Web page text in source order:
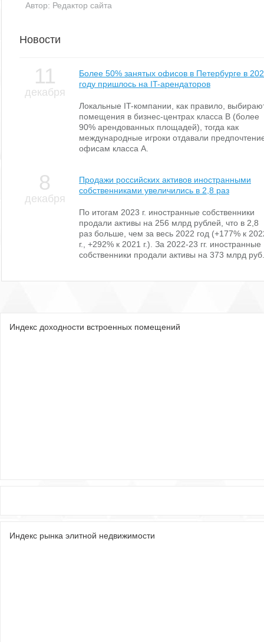
Индекс доходности встроенных помещений
Индекс рынка элитной недвижимости
Автор: Редактор сайта
Новости
11
декабря
Более 50% занятых офисов в Петербурге в
году пришлось на IT-арендаторов
Локальные IT-компании, как правило,
помещения в бизнес-центрах класса В (более
90% арендованных площадей), тогда как
международные игроки отдавали
офисам класса А.
8
декабря
Продажи российских активов иностранными
собственниками увеличились в 2,8 раз
По итогам 2023 г. иностранные собственники
продали активы на 256 млрд рублей, что в 2,8
раз больше, чем за весь 2022 год (+177% к
г., +292% к 2021 г.). За 2022-23 гг. иностранные
собственники продали активы на 373 млрд руб.